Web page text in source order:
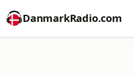
DanmarkRadio.com